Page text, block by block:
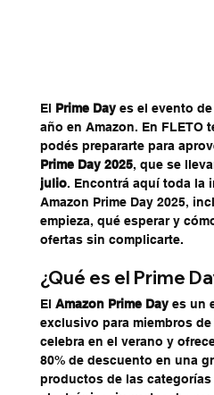
El Prime Day es el evento de
año en Amazon. En FLETO
podés prepararte para
Prime Day 2025, que se
julio. Encontrá aquí toda la
Amazon Prime Day 2025,
empieza, qué esperar y
ofertas sin complicarte.
¿Qué es el Prime
El Amazon Prime Day es un
exclusivo para miembros de
celebra en el verano y
80% de descuento en una
productos de las